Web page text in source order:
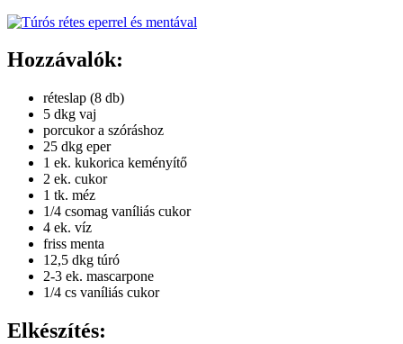
Hozzávalók:
réteslap (8 db)
5 dkg vaj
porcukor a szóráshoz
25 dkg eper
1 ek. kukorica keményítő
2 ek. cukor
1 tk. méz
1/4 csomag vaníliás cukor
4 ek. víz
friss menta
12,5 dkg túró
2-3 ek. mascarpone
1/4 cs vaníliás cukor
Elkészítés: